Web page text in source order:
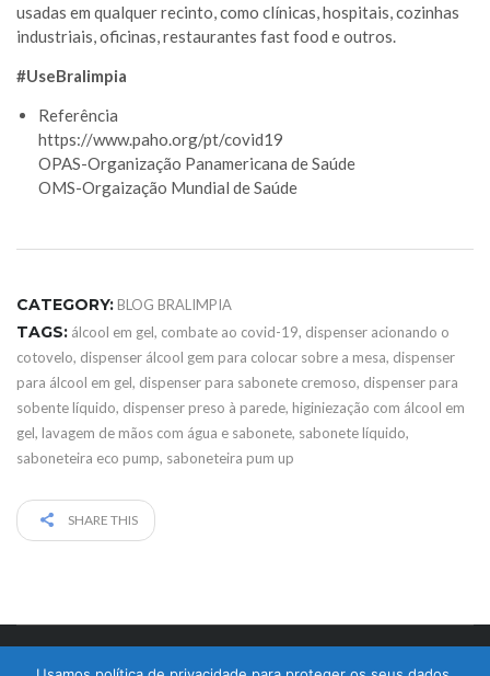
usadas em qualquer recinto, como clínicas, hospitais, cozinhas
industriais, oficinas, restaurantes fast food e outros.
#UseBralimpia
Referência
https://www.paho.org/pt/covid19
OPAS-Organização Panamericana de Saúde
OMS-Orgaização Mundial de Saúde
CATEGORY: BLOG BRALIMPIA
TAGS: álcool em gel, combate ao covid-19, dispenser acionando o
cotovelo, dispenser álcool gem para colocar sobre a mesa, dispenser
para álcool em gel, dispenser para sabonete cremoso, dispenser para
sobente líquido, dispenser preso à parede, higiniezação com álcool em
gel, lavagem de mãos com água e sabonete, sabonete líquido,
saboneteira eco pump, saboneteira pum up
SHARE THIS